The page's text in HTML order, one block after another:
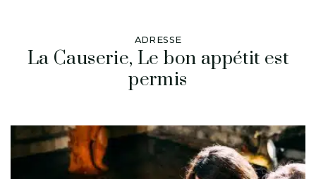
ADRESSE
La Causerie, Le bon appétit est
permis